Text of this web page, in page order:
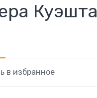
Куэшта
в избранное